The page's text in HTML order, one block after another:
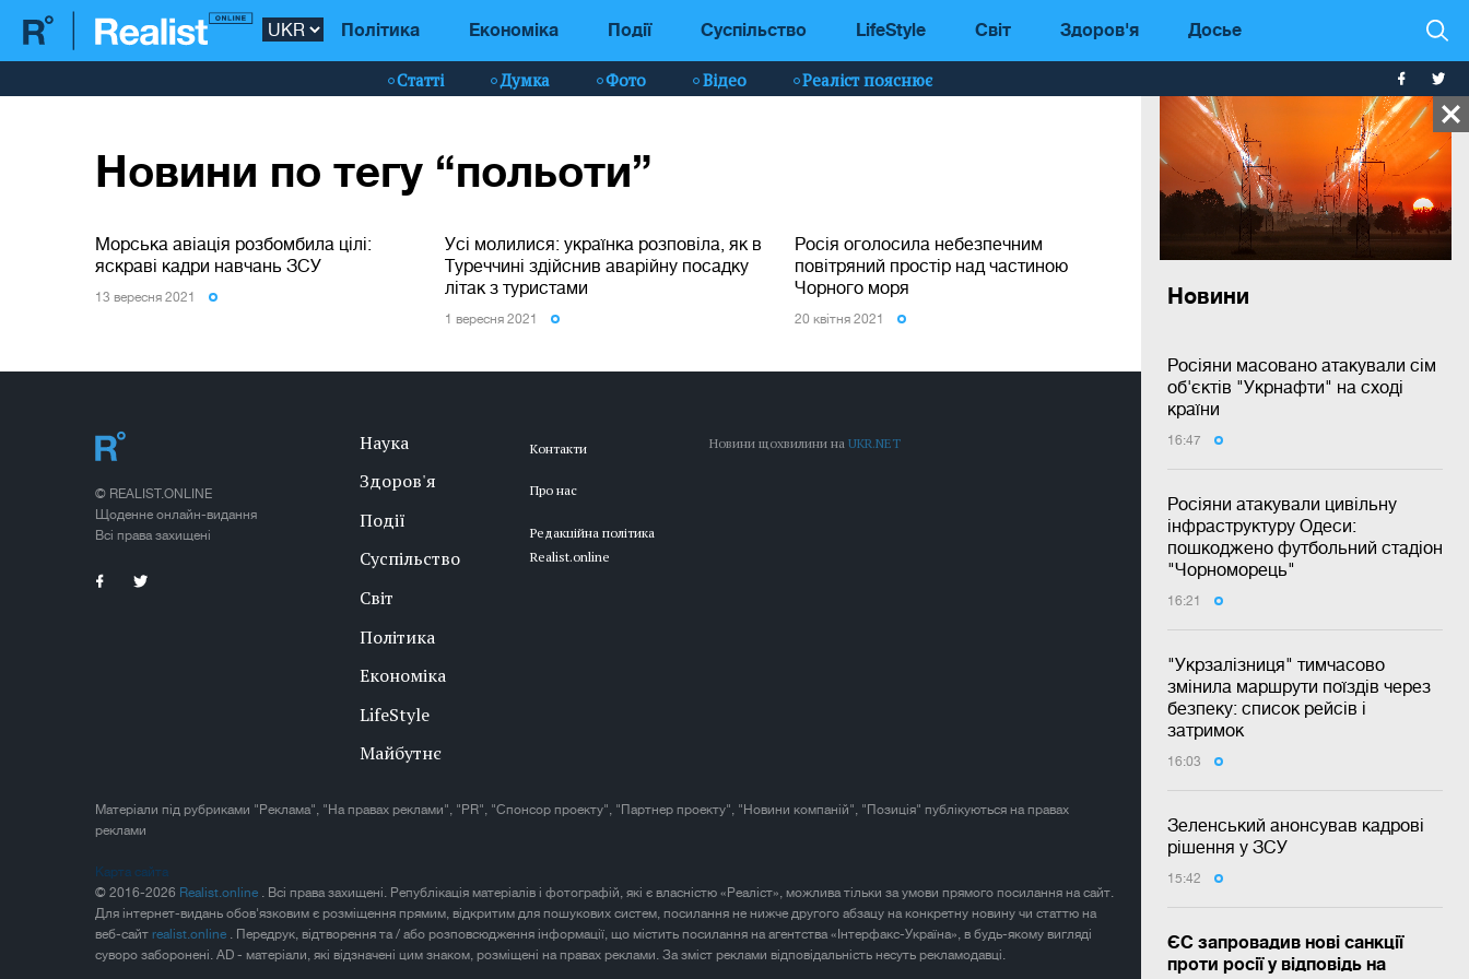
Політика Економіка Події Суспільство LifeStyle Світ Здоров'я Досье
Статті Думка Фото Відео Реаліст пояснює
Новини
Росіяни масовано атакували сім
об'єктів "Укрнафти" на сході
країни
16:47
Росіяни атакували цивільну
інфраструктуру Одеси:
пошкоджено футбольний стадіон
"Чорноморець"
16:21
"Укрзалізниця" тимчасово
змінила маршрути поїздів через
безпеку: список рейсів і
затримок
16:03
Зеленський анонсував кадрові
рішення у ЗСУ
15:42
ЄС запровадив нові санкції
проти росії у відповідь на
Новини по тегу “польоти”
Морська авіація розбомбила цілі:
яскраві кадри навчань ЗСУ
13 вересня 2021
Усі молилися: українка розповіла, як в
Туреччині здійснив аварійну посадку
літак з туристами
1 вересня 2021
Росія оголосила небезпечним
повітряний простір над частиною
Чорного моря
20 квiтня 2021
© REALIST.ONLINE
Щоденне онлайн-видання
Всі права захищені
Наука
Здоров'я
Події
Суспільство
Світ
Політика
Економіка
LifeStyle
Майбутнє
Контакти
Про нас
Редакційна політика
Realist.online
Новини щохвилини наUKR.NET
Матеріали під рубриками "Реклама", "На правах реклами", "PR", "Спонсор проекту", "Партнер проекту", "Новини компаній", "Позиція" публікуються на правах
реклами
Карта сайта
© 2016-2026 Realist.online . Всі права захищені. Републікація матеріалів і фотографій, які є власністю «Реаліст», можлива тільки за умови прямого посилання на сайт.
Для інтернет-видань обов'язковим є розміщення прямим, відкритим для пошукових систем, посилання не нижче другого абзацу на конкретну новину чи статтю на
веб-сайтrealist.online . Передрук, відтворення та / або розповсюдження інформації, що містить посилання на агентства «Інтерфакс-Україна», в будь-якому вигляді
суворо заборонені. AD - матеріали, які відзначені цим знаком, розміщені на правах реклами. За зміст реклами відповідальність несуть рекламодавці.